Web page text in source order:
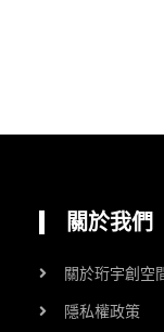
關於我們
關於珩宇創空
隱私權政策